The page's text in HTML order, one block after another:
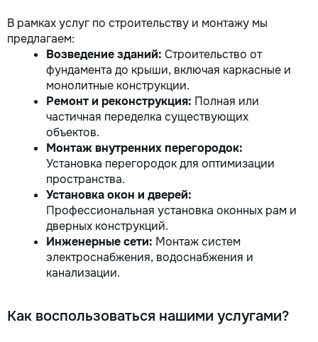
В рамках услуг по строительству и монтажу мы
предлагаем:
Возведение зданий: Строительство от
фундамента до крыши, включая каркасные и
монолитные конструкции.
Ремонт и реконструкция: Полная или
частичная переделка существующих
объектов.
Монтаж внутренних перегородок:
Установка перегородок для оптимизации
пространства.
Установка окон и дверей:
Профессиональная установка оконных рам и
дверных конструкций.
Инженерные сети: Монтаж систем
электроснабжения, водоснабжения и
канализации.
Как воспользоваться нашими услугами?